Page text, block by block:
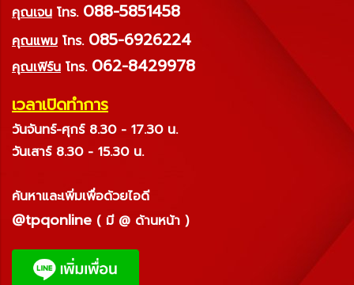
คุณเจน โทร. 088-5851458
คุณแพม โทร. 085-6926224
คุณเฟิร์น โทร. 062-8429978
เวลาเปิดทำการ
วันจันทร์-ศุกร์ 8.30 - 17.30 น.
วันเสาร์ 8.30 - 15.30 น.
ค้นหาและเพิ่มเพื่อด้วยไอดี
@tpqonline ( มี @ ด้านหน้า )